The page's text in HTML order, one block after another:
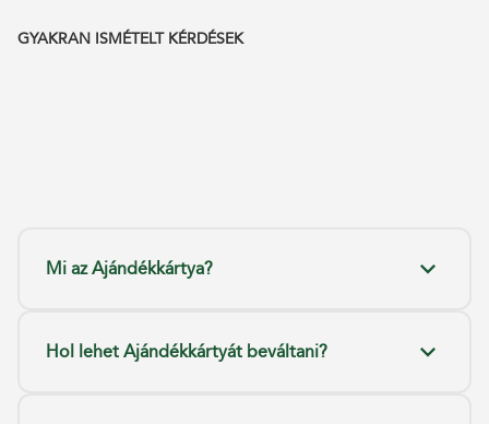
GYAKRAN ISMÉTELT KÉRDÉSEK
Mi az Ajándékkártya?
Hol lehet Ajándékkártyát beváltani?